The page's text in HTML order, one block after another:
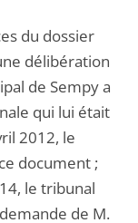
du dossier
délibération
de Sempy a
qui lui était
2012, le
document ;
le tribunal
de M.